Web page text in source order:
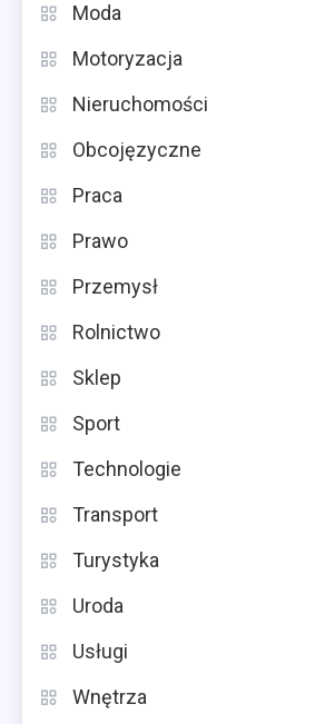
Moda
Motoryzacja
Nieruchomości
Obcojęzyczne
Praca
Prawo
Przemysł
Rolnictwo
Sklep
Sport
Technologie
Transport
Turystyka
Uroda
Usługi
Wnętrza